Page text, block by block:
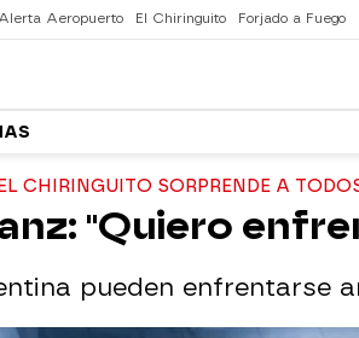
Alerta Aeropuerto El Chiringuito Forjado a Fuego
CHIRINGUITO SORPRENDE A
"Quiero
pueden enfrentarse